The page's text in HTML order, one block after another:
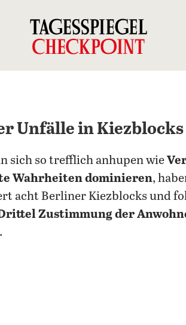
Unfälle in Kiezblocks
sich so trefflich anhupen wie
Wahrheiten dominieren,
acht Berliner Kiezblocks und
Zustimmung der